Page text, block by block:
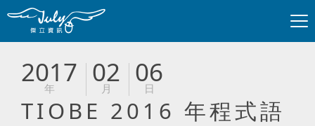
2017
年 02
月 06
日
TIOBE 2016 年程式語